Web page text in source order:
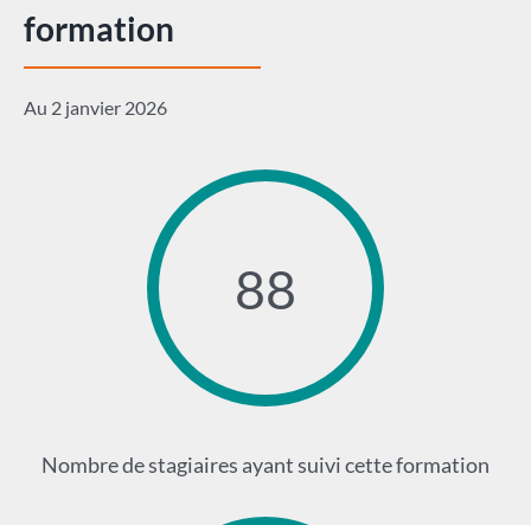
formation
Au 2 janvier 2026
88
Nombre de stagiaires ayant suivi cette formation